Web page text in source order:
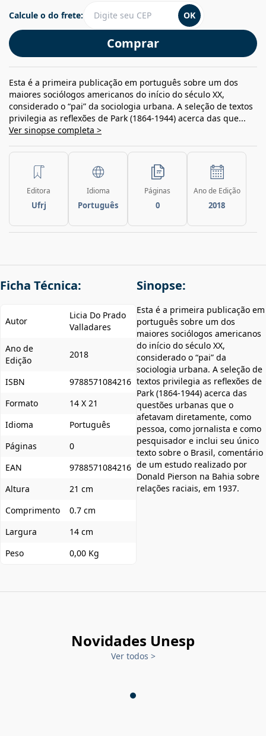
Comprar
Calcule o do frete: OK
Esta é a primeira publicação em português sobre um dos
maiores sociólogos americanos do início do século XX,
considerado o “pai” da sociologia urbana. A seleção de textos
privilegia as reflexões de Park (1864-1944) acerca das que...
Ver sinopse completa >
Editora
Ufrj
Idioma
Português
Páginas
0
Ano de Edição
2018
Ficha Técnica:
Autor
Licia Do Prado
Valladares
Ano de
Edição
2018
ISBN
9788571084216
Formato
14 X 21
Idioma
Português
Páginas
0
EAN
9788571084216
Altura
21 cm
Comprimento
0.7 cm
Largura
14 cm
Peso
0,00 Kg
Sinopse:
Esta é a primeira publicação em
português sobre um dos
maiores sociólogos americanos
do início do século XX,
considerado o “pai” da
sociologia urbana. A seleção de
textos privilegia as reflexões de
Park (1864-1944) acerca das
questões urbanas que o
afetavam diretamente, como
pessoa, como jornalista e como
pesquisador e inclui seu único
texto sobre o Brasil, comentário
de um estudo realizado por
Donald Pierson na Bahia sobre
relações raciais, em 1937.
Novidades Unesp
Ver todos >